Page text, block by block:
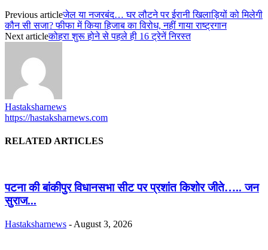
Previous articleजेल या नजरबंद… घर लौटने पर ईरानी खिलाड़ियों को मिलेगी
कौन सी सजा? फीफा में किया हिजाब का विरोध, नहीं गाया राष्ट्रगान
Next articleकोहरा शुरू होने से पहले ही 16 ट्रेनें निरस्त
Hastaksharnews
https://hastaksharnews.com
RELATED ARTICLES
पटना की बांकीपुर विधानसभा सीट पर प्रशांत किशोर जीते….. जन
सुराज...
Hastaksharnews - August 3, 2026